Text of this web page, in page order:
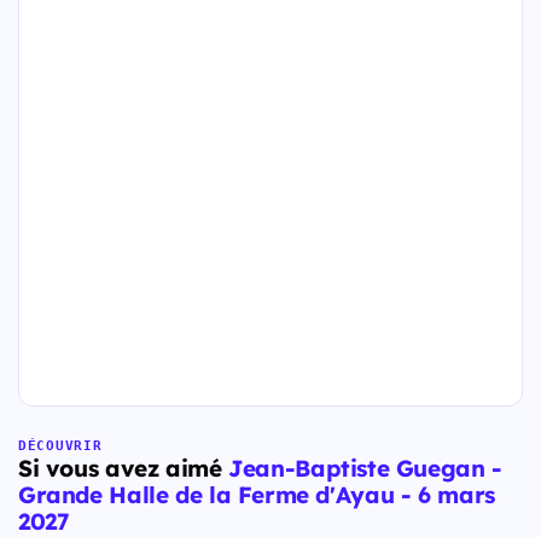
DÉCOUVRIR
Si vous avez aimé Jean-Baptiste Guegan -
Grande Halle de la Ferme d'Ayau - 6 mars
2027